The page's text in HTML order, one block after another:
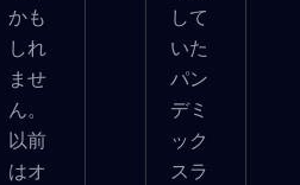
かも
しれ
ませ
ん。
以前
はオ
して
いた
パン
デミ
ック
スラ